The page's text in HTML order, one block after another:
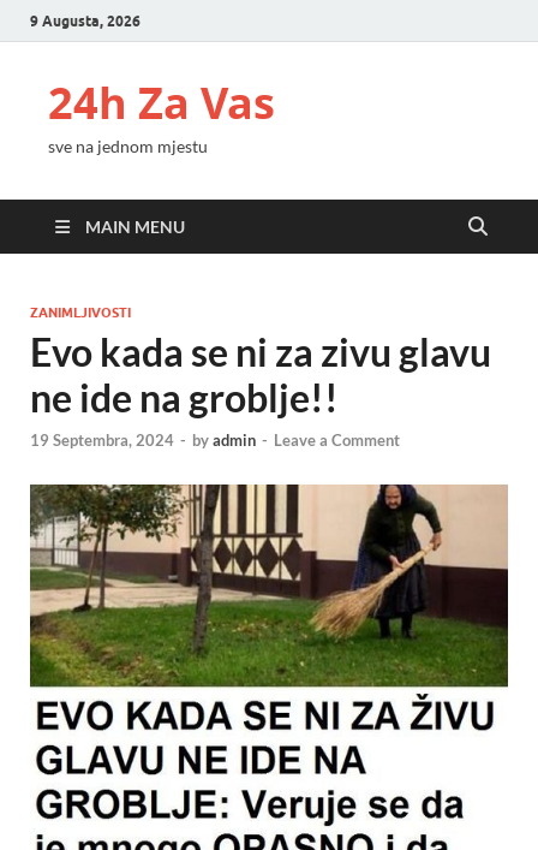
9 Augusta, 2026
24h Za Vas
sve na jednom mjestu
MAIN MENU
ZANIMLJIVOSTI
Evo kada se ni za zivu glavu
ne ide na groblje!!
19 Septembra, 2024 - byadmin - Leave a Comment